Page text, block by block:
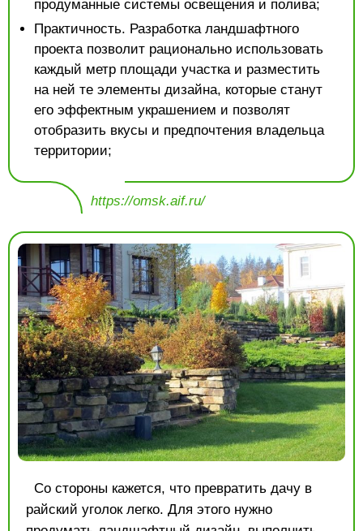
продуманные системы освещения и полива;
Практичность. Разработка ландшафтного
проекта позволит рационально использовать
каждый метр площади участка и разместить
на ней те элементы дизайна, которые станут
его эффектным украшением и позволят
отобразить вкусы и предпочтения владельца
территории;
https://omsk.aif.ru/
Со стороны кажется, что превратить дачу в
райский уголок легко. Для этого нужно